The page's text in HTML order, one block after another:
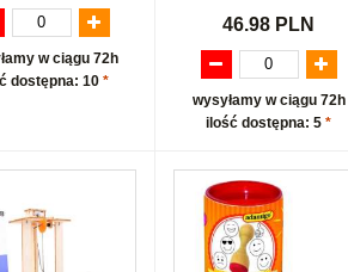
w ciągu 72h
dostępna: 10 *
46.98 PLN
wysyłamy w ciągu 72h
ilość dostępna: 5 *